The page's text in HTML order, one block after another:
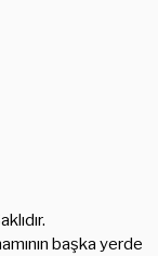
başka yerde